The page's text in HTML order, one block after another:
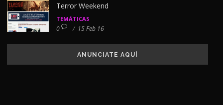
Terror Weekend
TEMÁTICAS
0 / 15 Feb 16
ANUNCIATE AQUÍ